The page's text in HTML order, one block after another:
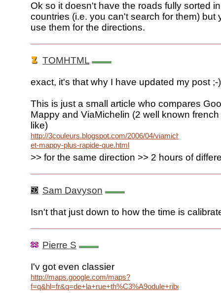
Ok so it doesn't have the roads fully sorted
countries (i.e. you can't search for them) but
use them for the directions.
TOMHTML
exact, it's that why I have updated my post ;-)
This is just a small article who compares
Mappy and ViaMichelin (2 well known
like)
http://3couleurs.blogspot.com/2006/04/viamichelin-
et-mappy-plus-rapide-que.html
>> for the same direction >> 2 hours of
Sam Davyson
Isn't that just down to how the time is
Pierre S
I'v got even classier
http://maps.google.com/maps?